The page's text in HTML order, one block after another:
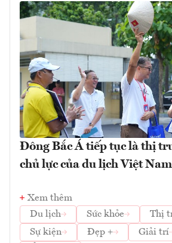
Đông Bắc Á tiếp tục là thị
chủ lực của du lịch Việt Nam
Xem thêm
Du lịch
Sức khỏe
Thị
Sự kiện
Đẹp + Giải trí